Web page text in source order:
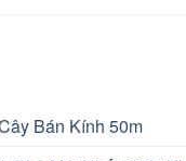
Bán Kính 50m